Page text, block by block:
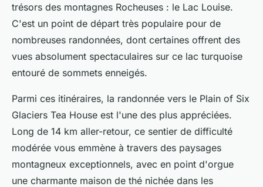
trésors des montagnes Rocheuses : le Lac Louise.
C'est un point de départ très populaire pour de
nombreuses randonnées, dont certaines offrent des
vues absolument spectaculaires sur ce lac turquoise
entouré de sommets enneigés.
Parmi ces itinéraires, la randonnée vers le Plain of Six
Glaciers Tea House est l'une des plus appréciées.
Long de 14 km aller-retour, ce sentier de difficulté
modérée vous emmène à travers des paysages
montagneux exceptionnels, avec en point d'orgue
une charmante maison de thé nichée dans les